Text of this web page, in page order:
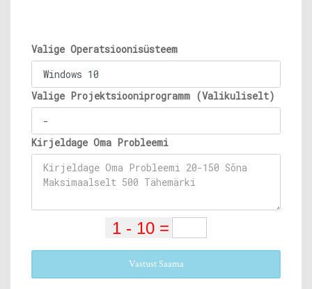
Valige Operatsioonisüsteem
Valige Projektsiooniprogramm (Valikuliselt)
Kirjeldage Oma Probleemi
Vastust Saama